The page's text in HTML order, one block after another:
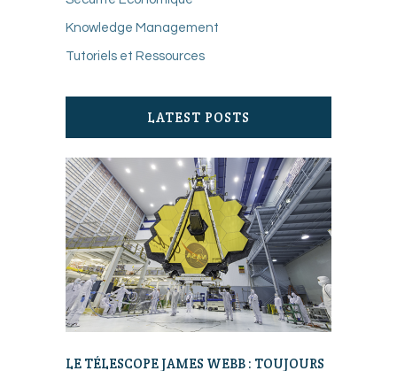
Knowledge Management
Tutoriels et Ressources
LATEST POSTS
LE TÉLESCOPE JAMES WEBB : TOUJOURS